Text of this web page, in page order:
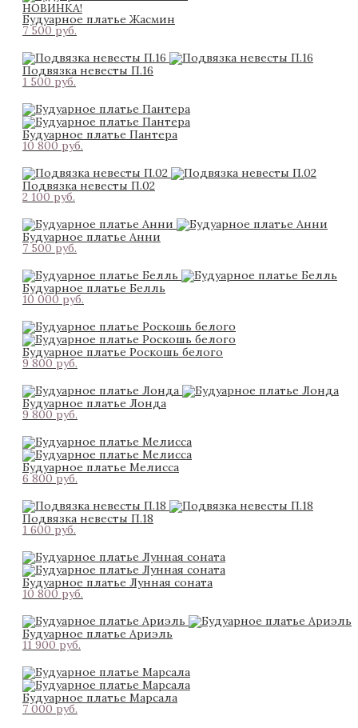
НОВИНКА!
Будуарное платье Жасмин
7 500 pуб.
Подвязка невесты П.16
1 500 pуб.
Будуарное платье Пантера
10 800 pуб.
Подвязка невесты П.02
2 100 pуб.
Будуарное платье Анни
7 500 pуб.
Будуарное платье Белль
10 000 pуб.
Будуарное платье Роскошь белого
9 800 pуб.
Будуарное платье Лонда
9 800 pуб.
Будуарное платье Мелисса
6 800 pуб.
Подвязка невесты П.18
1 600 pуб.
Будуарное платье Лунная соната
10 800 pуб.
Будуарное платье Ариэль
11 900 pуб.
Будуарное платье Марсала
7 000 pуб.